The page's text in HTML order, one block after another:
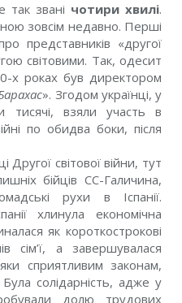
так звані чотири хвилі.
зовсім недавно. Перші
представників «другої
світовими. Так, одесит
х роках був директором
». Згодом українці, у
тисячі, взяли участь в
по обидва боки, після
Другої світової війни, тут
бійців СС-Галичина,
рухи в Іспанії.
хлинула економічна
як короткострокові
сім’ї, а завершувалася
сприятливим законам,
солідарність, адже у
долю трудових